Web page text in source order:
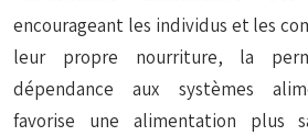
encourageant les individus et les
leur propre nourriture, la
dépendance aux systèmes
favorise une alimentation plus